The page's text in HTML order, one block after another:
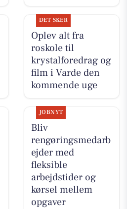
DET SKER
Oplev alt fra
roskole til
krystalforedrag og
film i Varde den
kommende uge
JOBNYT
Bliv
rengøringsmedarb
ejder med
fleksible
arbejdstider og
kørsel mellem
opgaver